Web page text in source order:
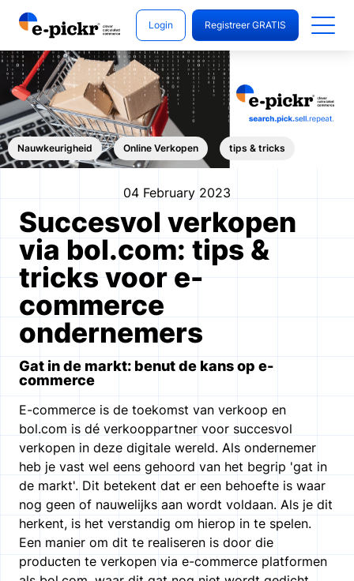
Login Registreer GRATIS
Nauwkeurigheid Online Verkopen tips & tricks
04 February 2023
Succesvol verkopen
via bol.com: tips &
tricks voor e-
commerce
ondernemers
Gat in de markt: benut de kans op e-
commerce
E-commerce is de toekomst van verkoop en
bol.com is dé verkooppartner voor succesvol
verkopen in deze digitale wereld. Als ondernemer
heb je vast wel eens gehoord van het begrip 'gat in
de markt'. Dit betekent dat er een behoefte is waar
nog geen of nauwelijks aan wordt voldaan. Als je dit
herkent, is het verstandig om hierop in te spelen.
Een manier om dit te realiseren is door die
producten te verkopen via e-commerce platformen